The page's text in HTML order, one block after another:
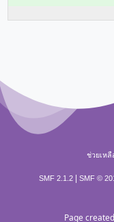
ช่วยเหลื
SMF 2.1.2 SMF ©
Page